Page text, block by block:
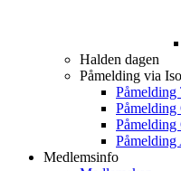
Halden dagen
Påmelding via
Påmelding
Påmelding
Medlemsinfo